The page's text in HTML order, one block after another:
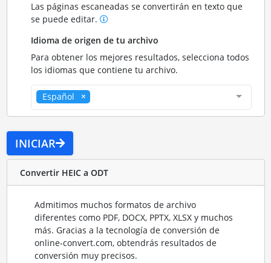
Las páginas escaneadas se convertirán en texto que
se puede editar.
Idioma de origen de tu archivo
Para obtener los mejores resultados, selecciona todos
los idiomas que contiene tu archivo.
Español
INICIAR
Convertir HEIC a ODT
Admitimos muchos formatos de archivo
diferentes como PDF, DOCX, PPTX, XLSX y muchos
más. Gracias a la tecnología de conversión de
online-convert.com, obtendrás resultados de
conversión muy precisos.